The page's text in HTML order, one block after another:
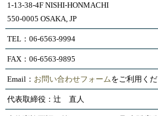
1-13-38-4F NISHI-HONMACHI
550-0005 OSAKA, JP
TEL：06-6563-9994
FAX：06-6563-9895
Email： お問い合わせフォームをご利用くだ
代表取締役：辻 直人